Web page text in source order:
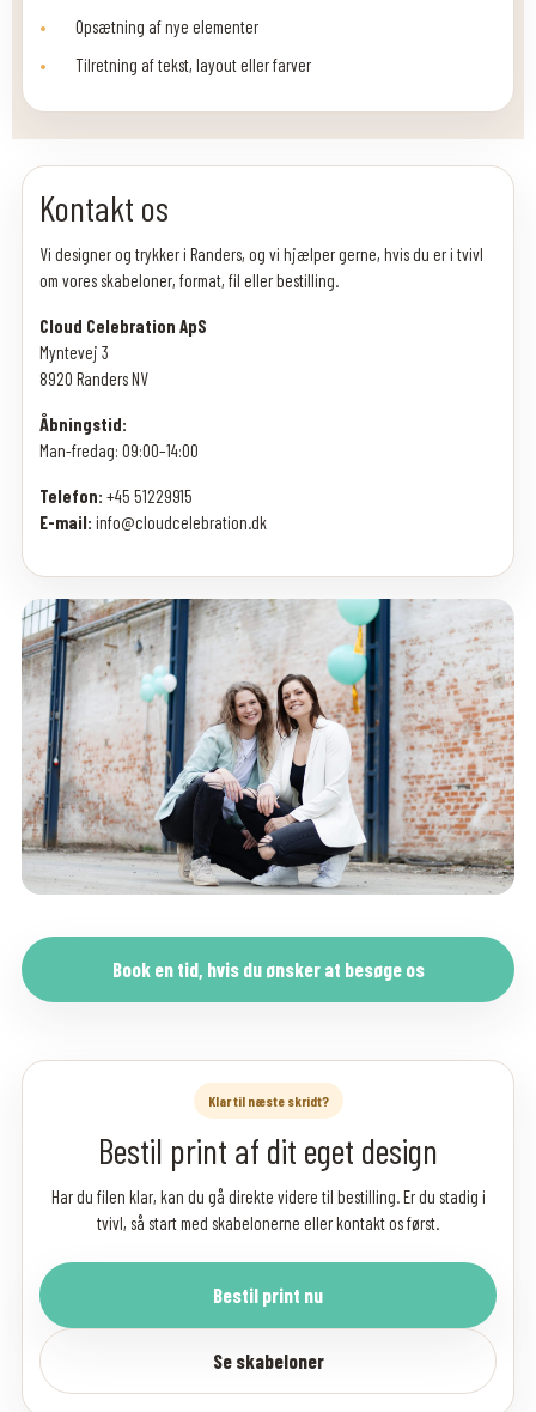
Opsætning af nye elementer
Tilretning af tekst, layout eller farver
Kontakt os
Vi designer og trykker i Randers, og vi hjælper gerne, hvis du er i tvivl
om vores skabeloner, format, fil eller bestilling.
Cloud Celebration ApS
Myntevej 3
8920 Randers NV
Åbningstid:
Man-fredag: 09:00–14:00
Telefon: +45 51229915
E-mail: info@cloudcelebration.dk
Book en tid, hvis du ønsker at besøge os
Klar til næste skridt?
Bestil print af dit eget design
Har du filen klar, kan du gå direkte videre til bestilling. Er du stadig i
tvivl, så start med skabelonerne eller kontakt os først.
Bestil print nu
Se skabeloner